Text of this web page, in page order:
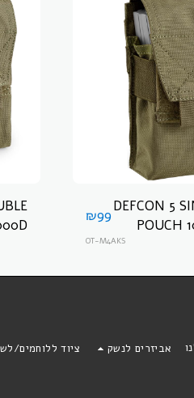
DEFCON 5
POUCH
₪99
OT-M4AKS
אביזרים לנשק ציוד ללוחמים/